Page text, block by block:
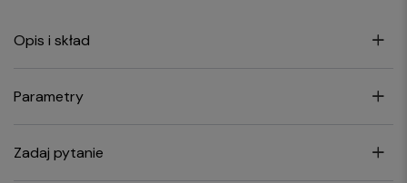
Opis i skład
Parametry
Zadaj pytanie